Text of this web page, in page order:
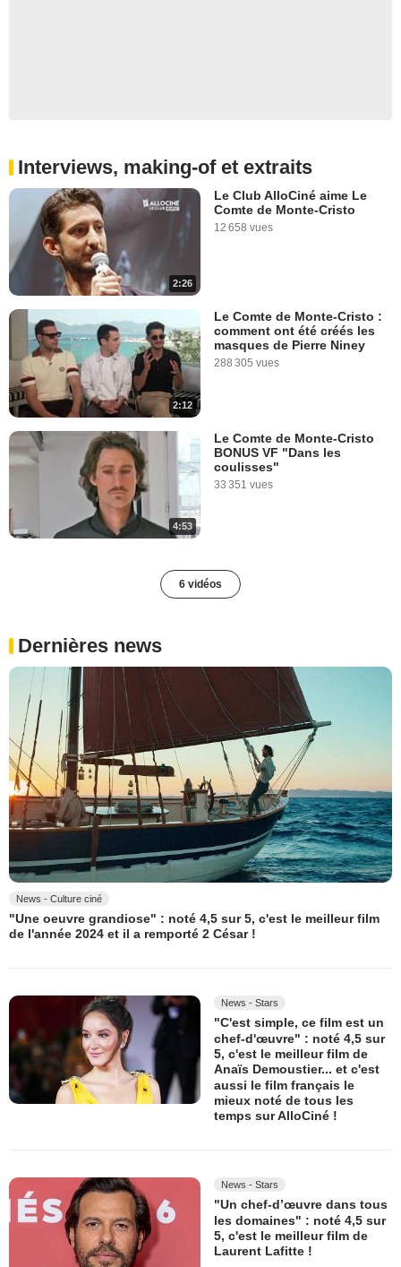
Interviews, making-of et extraits
2:26
Le Club AlloCiné aime Le
Comte de Monte-Cristo
12 658 vues
2:12
Le Comte de Monte-Cristo :
comment ont été créés les
masques de Pierre Niney
288 305 vues
4:53
Le Comte de Monte-Cristo
BONUS VF "Dans les
coulisses"
33 351 vues
6 vidéos
Dernières news
News - Culture ciné
"Une oeuvre grandiose" : noté 4,5 sur 5, c'est le meilleur film
de l'année 2024 et il a remporté 2 César !
News - Stars
"C'est simple, ce film est un
chef-d'œuvre" : noté 4,5 sur
5, c'est le meilleur film de
Anaïs Demoustier... et c'est
aussi le film français le
mieux noté de tous les
temps sur AlloCiné !
News - Stars
"Un chef-d’œuvre dans tous
les domaines" : noté 4,5 sur
5, c'est le meilleur film de
Laurent Lafitte !